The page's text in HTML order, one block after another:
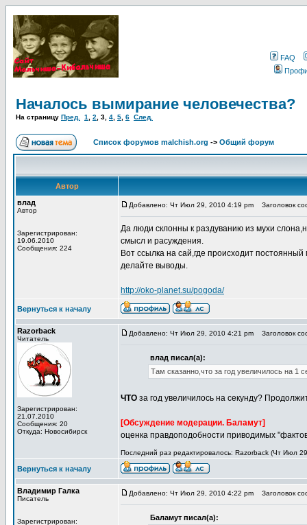
FAQ
Началось вымирание человечества?
На страницу Пред. 1 2 3 4 5 6 След.
Список форумов malchish.org -> Общий форум
Автор
влад
Автор
Зарегистрирован:
19.06.2010
Сообщения: 224
Добавлено: Чт Июл 29, 2010 4:19 pm Заголовок
Да люди склонны к раздуванию из мухи
смысл и расуждения.
Вот ссылка на сай,где происходит
делайте выводы.
http://oko-planet.su/pogoda/
Вернуться к началу
Razorback
Читатель
Зарегистрирован:
21.07.2010
Сообщения: 20
Откуда: Новосибирск
Добавлено: Чт Июл 29, 2010 4:21 pm Заголовок
влад писал(а):
Там сказанно,что за год увеличилось на 1
ЧТО за год увеличилось на секунду?
[Обсуждение модерации. Баламут]
оценка правдоподобности приводимых
Последний раз редактировалось: Razorback (Чт Июл
Вернуться к началу
Владимир Галка
Писатель
Зарегистрирован:
Добавлено: Чт Июл 29, 2010 4:22 pm Заголовок
Баламут писал(а):